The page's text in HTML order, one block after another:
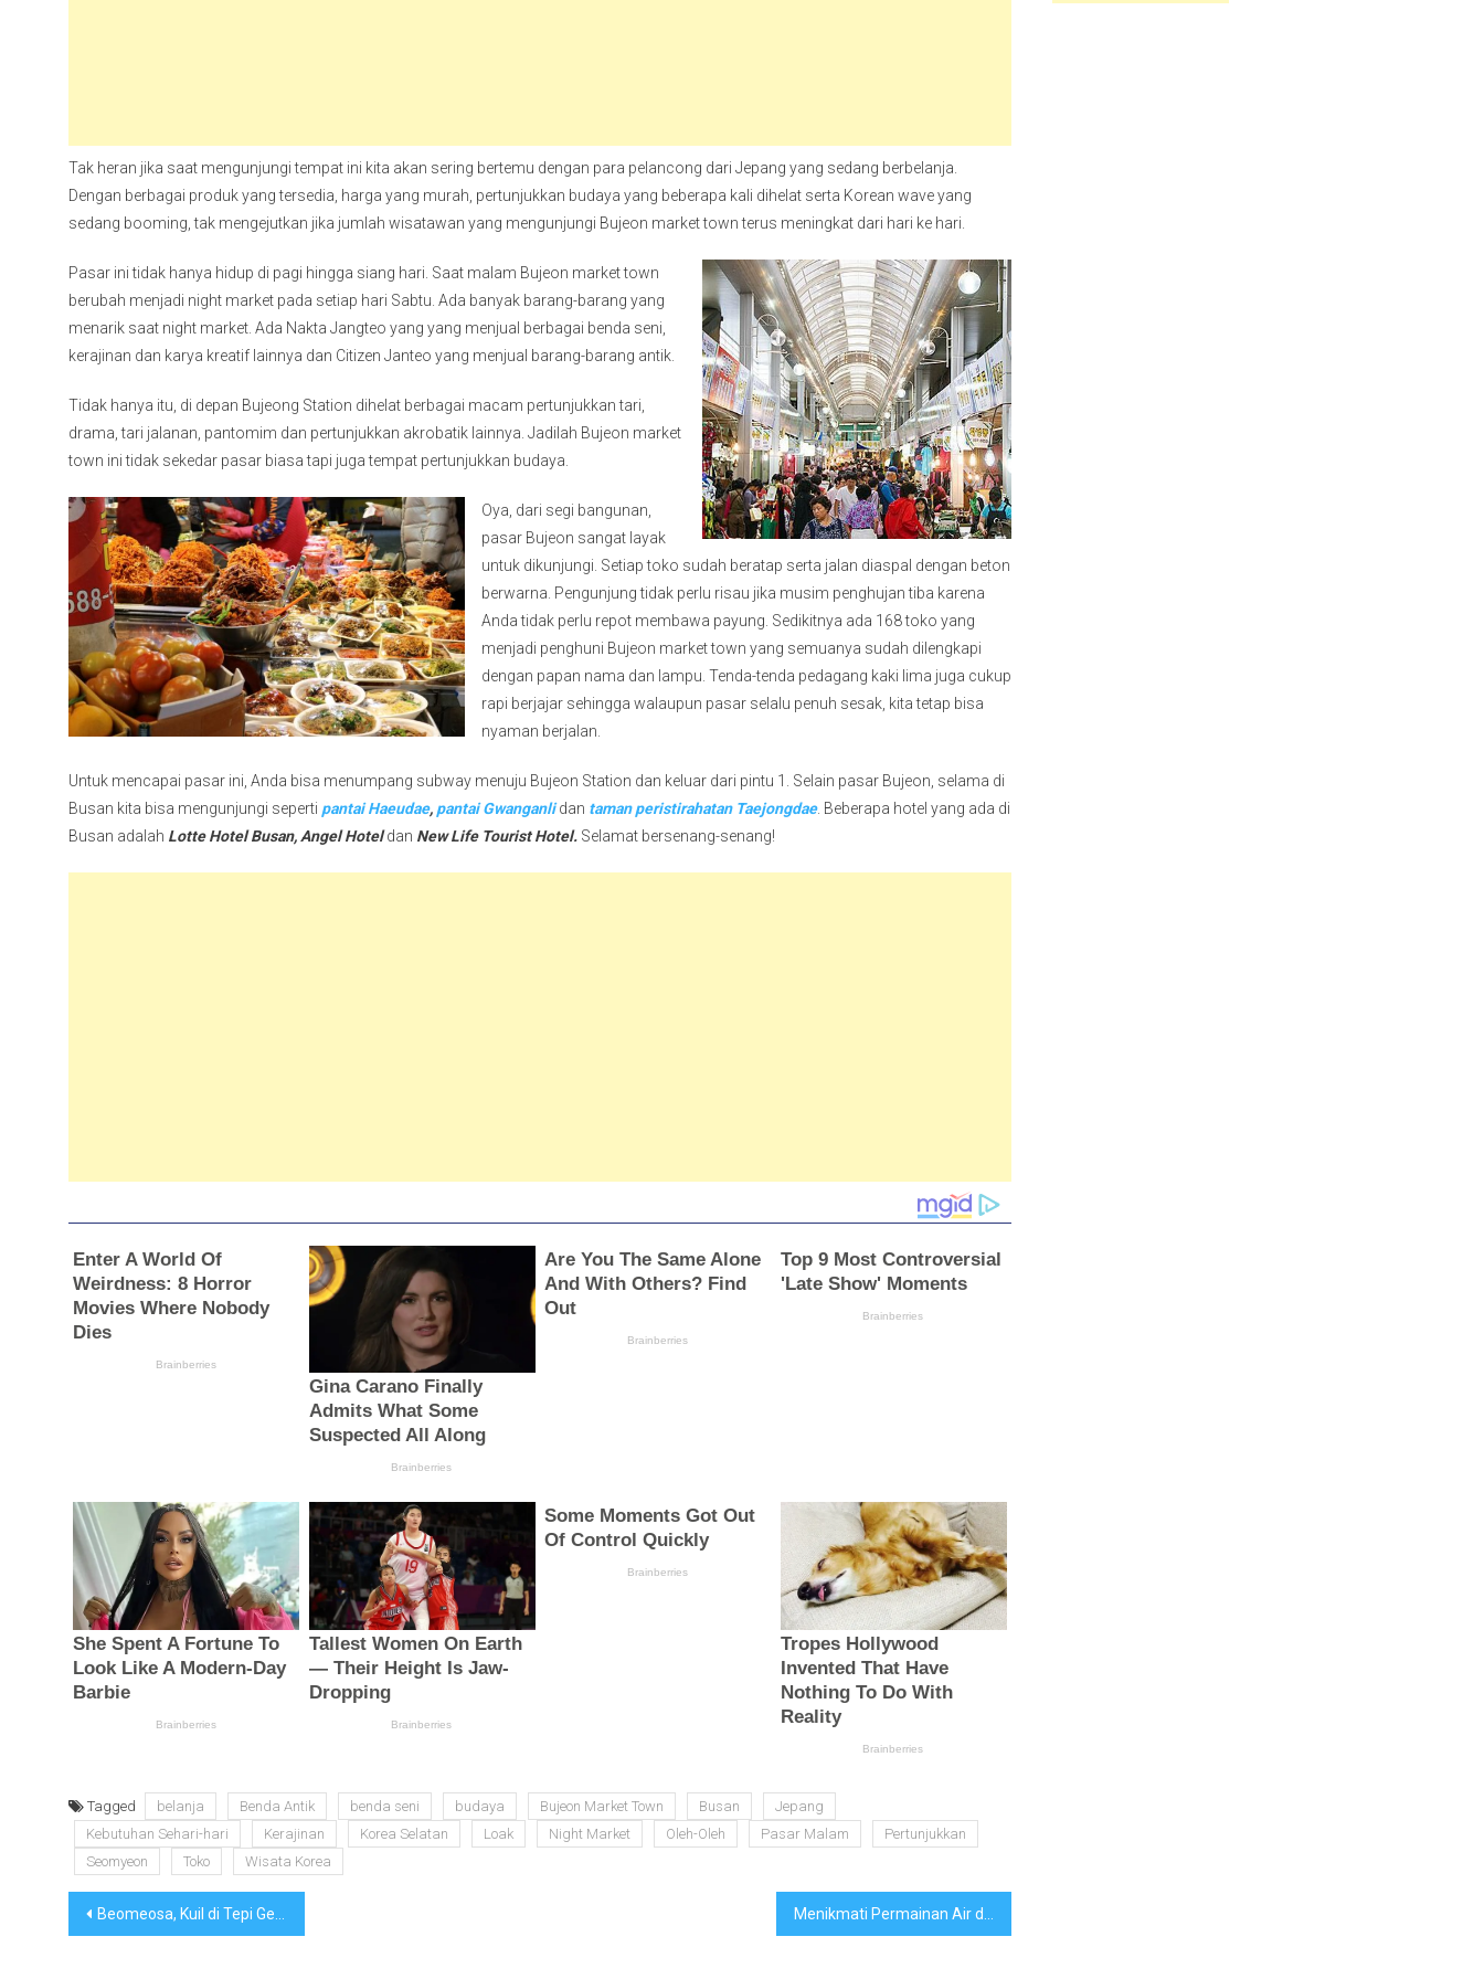
Tak heran jika saat mengunjungi tempat ini kita akan sering bertemu dengan para pelancong dari Jepang yang sedang berbelanja.
Dengan berbagai produk yang tersedia, harga yang murah, pertunjukkan budaya yang beberapa kali dihelat serta Korean wave yang
sedang booming, tak mengejutkan jika jumlah wisatawan yang mengunjungi Bujeon market town terus meningkat dari hari ke hari.
Pasar ini tidak hanya hidup di pagi hingga siang hari. Saat malam Bujeon market town
berubah menjadi night market pada setiap hari Sabtu. Ada banyak barang-barang yang
menarik saat night market. Ada Nakta Jangteo yang yang menjual berbagai benda seni,
kerajinan dan karya kreatif lainnya dan Citizen Janteo yang menjual barang-barang antik.
Tidak hanya itu, di depan Bujeong Station dihelat berbagai macam pertunjukkan tari,
drama, tari jalanan, pantomim dan pertunjukkan akrobatik lainnya. Jadilah Bujeon market
town ini tidak sekedar pasar biasa tapi juga tempat pertunjukkan budaya.
Oya, dari segi bangunan,
pasar Bujeon sangat layak
untuk dikunjungi. Setiap toko sudah beratap serta jalan diaspal dengan beton
berwarna. Pengunjung tidak perlu risau jika musim penghujan tiba karena
Anda tidak perlu repot membawa payung. Sedikitnya ada 168 toko yang
menjadi penghuni Bujeon market town yang semuanya sudah dilengkapi
dengan papan nama dan lampu. Tenda-tenda pedagang kaki lima juga cukup
rapi berjajar sehingga walaupun pasar selalu penuh sesak, kita tetap bisa
nyaman berjalan.
Untuk mencapai pasar ini, Anda bisa menumpang subway menuju Bujeon Station dan keluar dari pintu 1. Selain pasar Bujeon, selama di
Busan kita bisa mengunjungi seperti pantai Haeudae, pantai Gwanganlidan taman peristirahatan Taejongdae. Beberapa hotel yang ada di
Busan adalah Lotte Hotel Busan, Angel Hoteldan New Life Tourist Hotel. Selamat bersenang-senang!
Tagged belanja Benda Antik benda seni budaya Bujeon Market Town Busan
Jepang
Kebutuhan Sehari-hari
Kerajinan Korea Selatan Loak Night Market Oleh-Oleh Pasar Malam
Pertunjukkan
Seomyeon
Toko Wisata Korea
Navigasi
Beomeosa, Kuil di Tepi Geumjeongsan